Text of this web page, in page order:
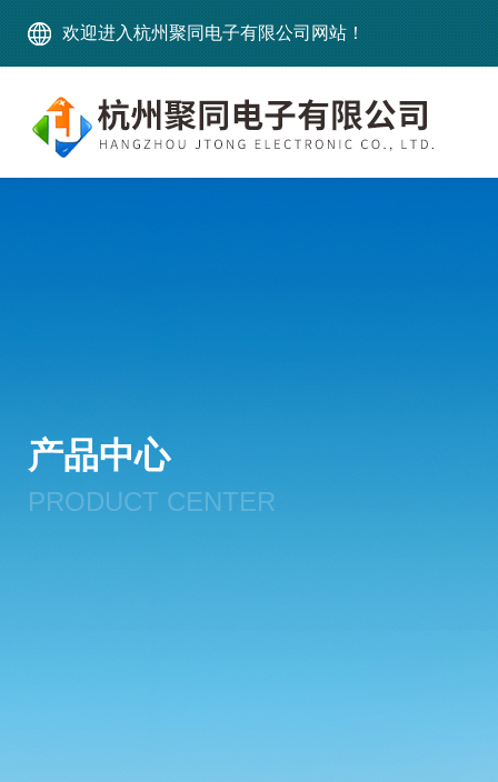
欢迎进入杭州聚同电子有限公司网站！
产品中心
PRODUCT CENTER